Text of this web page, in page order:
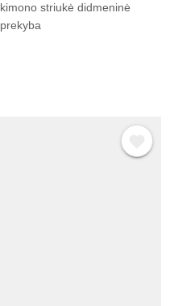
kimono striukė didmeninė
prekyba